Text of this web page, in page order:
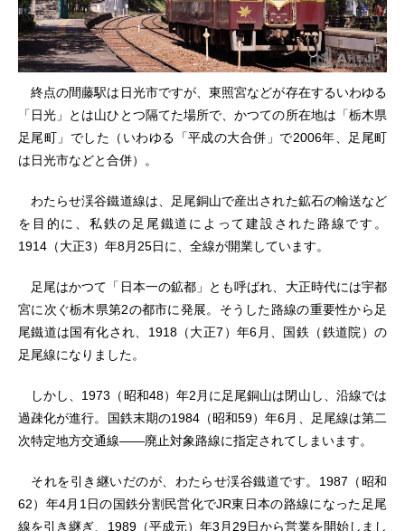
終点の間藤駅は日光市ですが、東照宮などが存在するいわゆる
「日光」とは山ひとつ隔てた場所で、かつての所在地は「栃木県
足尾町」でした（いわゆる「平成の大合併」で2006年、足尾町
は日光市などと合併）。
わたらせ渓谷鐵道線は、足尾銅山で産出された鉱石の輸送など
を目的に、私鉄の足尾鐵道によって建設された路線です。
1914（大正3）年8月25日に、全線が開業しています。
足尾はかつて「日本一の鉱都」とも呼ばれ、大正時代には宇都
宮に次ぐ栃木県第2の都市に発展。そうした路線の重要性から足
尾鐵道は国有化され、1918（大正7）年6月、国鉄（鉄道院）の
足尾線になりました。
しかし、1973（昭和48）年2月に足尾銅山は閉山し、沿線では
過疎化が進行。国鉄末期の1984（昭和59）年6月、足尾線は第二
次特定地方交通線――廃止対象路線に指定されてしまいます。
それを引き継いだのが、わたらせ渓谷鐵道です。1987（昭和
62）年4月1日の国鉄分割民営化でJR東日本の路線になった足尾
線を引き継ぎ、1989（平成元）年3月29日から営業を開始しまし